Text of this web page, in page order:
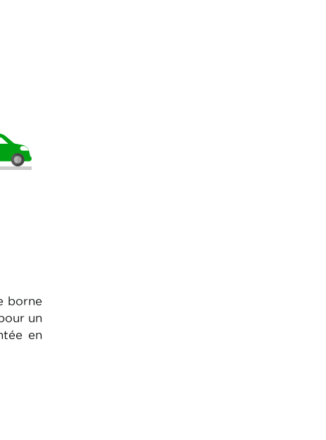
borne
un
en